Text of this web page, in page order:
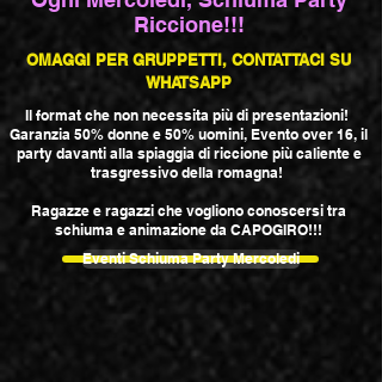
Riccione!!!
OMAGGI PER GRUPPETTI, CONTATTACI SU
WHATSAPP
Il format che non necessita più di presentazioni!
Garanzia 50% donne e 50% uomini, Evento over 16, il
party davanti alla spiaggia di riccione più caliente e
trasgressivo della romagna!
Ragazze e ragazzi che vogliono conoscersi tra
schiuma e animazione da CAPOGIRO!!!
Eventi Schiuma Party Mercoledi